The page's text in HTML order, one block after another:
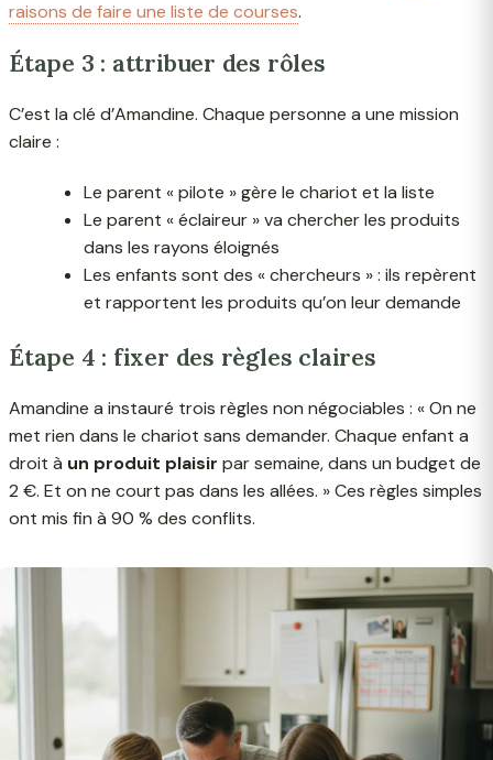
raisons de faire une liste de courses.
Étape 3 : attribuer des rôles
C’est la clé d’Amandine. Chaque personne a une mission
claire :
Le parent « pilote » gère le chariot et la liste
Le parent « éclaireur » va chercher les produits
dans les rayons éloignés
Les enfants sont des « chercheurs » : ils repèrent
et rapportent les produits qu’on leur demande
Étape 4 : fixer des règles claires
Amandine a instauré trois règles non négociables : « On ne
met rien dans le chariot sans demander. Chaque enfant a
droit à un produit plaisir par semaine, dans un budget de
2 €. Et on ne court pas dans les allées. » Ces règles simples
ont mis fin à 90 % des conflits.